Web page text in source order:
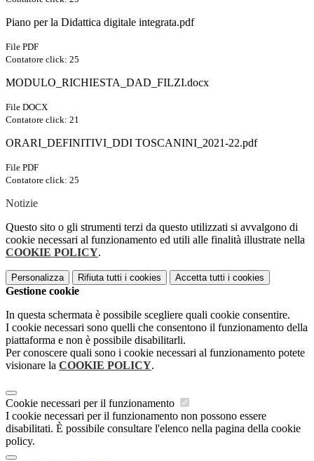
Piano per la Didattica digitale integrata.pdf
File PDF
Contatore click: 25
MODULO_RICHIESTA_DAD_FILZI.docx
File DOCX
Contatore click: 21
ORARI_DEFINITIVI_DDI TOSCANINI_2021-22.pdf
File PDF
Contatore click: 25
Notizie
Questo sito o gli strumenti terzi da questo utilizzati si avvalgono di
cookie necessari al funzionamento ed utili alle finalità illustrate nella
COOKIE POLICY.
Personalizza Rifiuta tutti i cookies Accetta tutti i cookies
Gestione cookie
In questa schermata è possibile scegliere quali cookie consentire.
I cookie necessari sono quelli che consentono il funzionamento della
piattaforma e non è possibile disabilitarli.
Per conoscere quali sono i cookie necessari al funzionamento potete
visionare la COOKIE POLICY.
Cookie necessari per il funzionamento
I cookie necessari per il funzionamento non possono essere
disabilitati. È possibile consultare l'elenco nella pagina della cookie
policy.